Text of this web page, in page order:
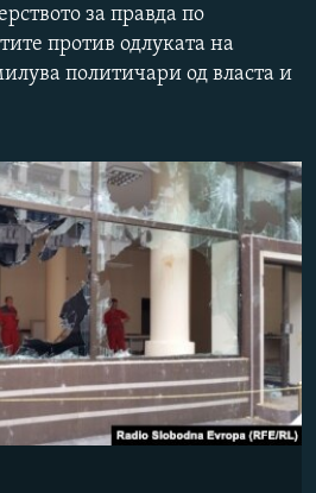
за правда по
против одлуката на
политичари од власта и